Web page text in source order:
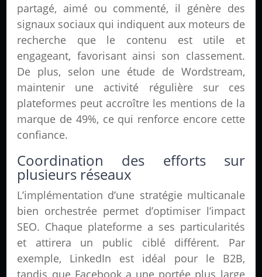
partagé, aimé ou commenté, il génère des
signaux sociaux qui indiquent aux moteurs de
recherche que le contenu est utile et
engageant, favorisant ainsi son classement.
De plus, selon une étude de Wordstream,
maintenir une activité régulière sur ces
plateformes peut accroître les mentions de la
marque de 49%, ce qui renforce encore cette
confiance.
Coordination des efforts sur
plusieurs réseaux
L’implémentation d’une stratégie multicanale
bien orchestrée permet d’optimiser l’impact
SEO. Chaque plateforme a ses particularités
et attirera un public ciblé différent. Par
exemple, LinkedIn est idéal pour le B2B,
tandis que Facebook a une portée plus large